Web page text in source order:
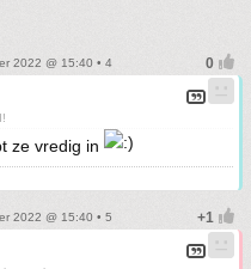
2022 @ 15:40 • 4
ze vredig in
2022 @ 15:40 • 5